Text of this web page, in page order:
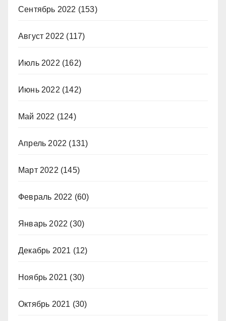
Сентябрь 2022 (153)
Август 2022 (117)
Июль 2022 (162)
Июнь 2022 (142)
Май 2022 (124)
Апрель 2022 (131)
Март 2022 (145)
Февраль 2022 (60)
Январь 2022 (30)
Декабрь 2021 (12)
Ноябрь 2021 (30)
Октябрь 2021 (30)